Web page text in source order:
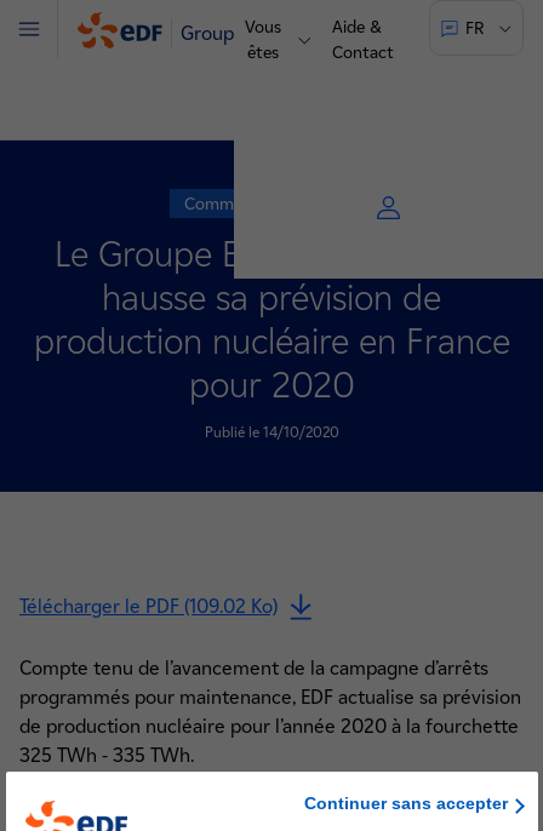
Groupe Vous
êtes
Aide &
Contact
FR
Menu
Communiqué de presse
Le Groupe EDF actualise à la
hausse sa prévision de
production nucléaire en France
pour 2020
Publié le 14/10/2020
Télécharger le PDF (109.02 Ko)
Compte tenu de l’avancement de la campagne d’arrêts
programmés pour maintenance, EDF actualise sa prévision
de production nucléaire pour l’année 2020 à la fourchette
325 TWh - 335 TWh.
Continuer sans accepter